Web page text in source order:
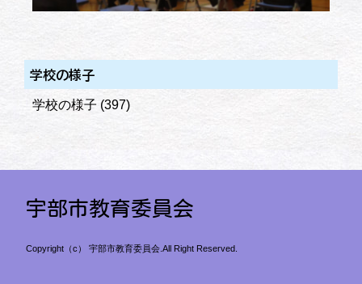
学校の様子
学校の様子 (397)
宇部市教育委員会
Copyright（c） 宇部市教育委員会.All Right Reserved.